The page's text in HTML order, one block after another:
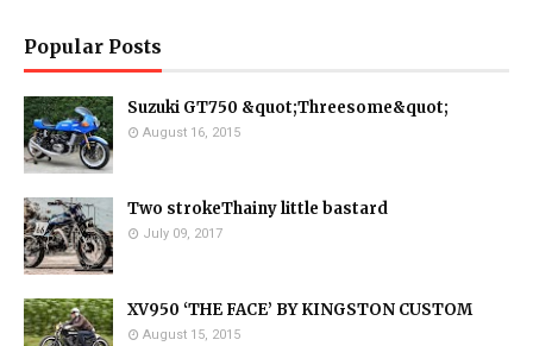
Popular Posts
Suzuki GT750 &quot;Threesome&quot;
August 16, 2015
Two strokeThainy little bastard
July 09, 2017
XV950 ‘THE FACE’ BY KINGSTON CUSTOM
August 15, 2015